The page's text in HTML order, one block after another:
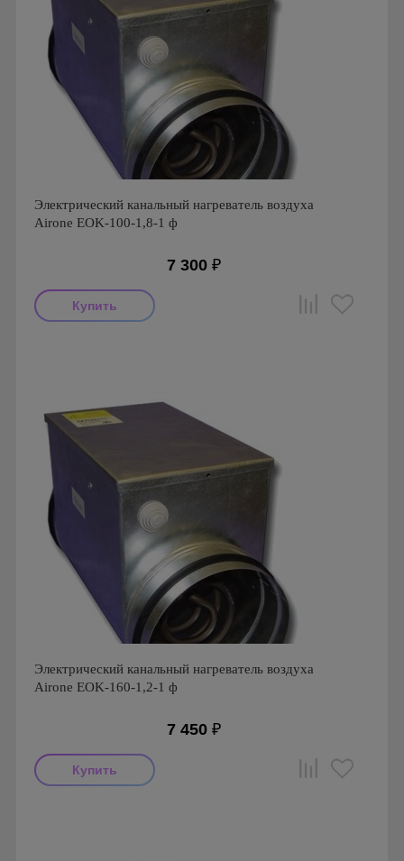
Электрический канальный нагреватель воздуха
Airone EOK-100-1,8-1 ф
7 300 ₽
Электрический канальный нагреватель воздуха
Airone EOK-160-1,2-1 ф
7 450 ₽